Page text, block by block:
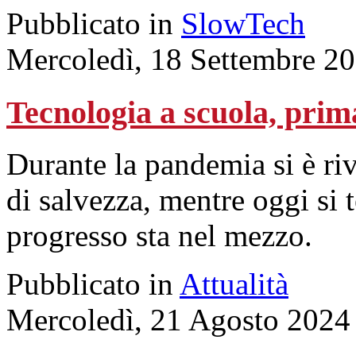
Pubblicato in SlowTech
Mercoledì, 18 Settembre
Tecnologia a scuola,
Durante la pandemia si è
di salvezza, mentre oggi si
progresso sta nel mezzo.
Pubblicato in Attualità
Mercoledì, 21 Agosto